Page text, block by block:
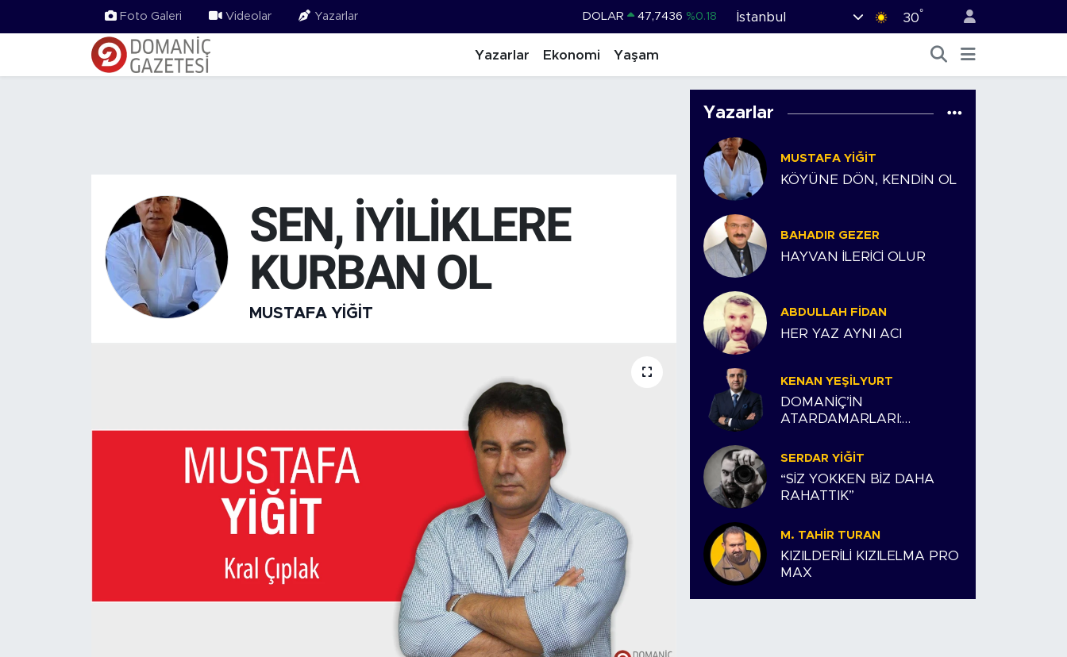
Foto Galeri Videolar Yazarlar DOLAR 47,7436 %0.18
STERLİN 64,4811 %0.38
%-0.15
İstanbul 30°
Yazarlar Ekonomi Yaşam
SEN, İYİLİKLERE
KURBAN OL
MUSTAFA YIĞIT
Yazarlar
MUSTAFA YIĞIT
KÖYÜNE DÖN, KENDİN OL
BAHADIR GEZER
HAYVAN İLERİCİ OLUR
ABDULLAH FIDAN
HER YAZ AYNI ACI
KENAN YEŞILYURT
DOMANİÇ’İN
ATARDAMARLARI:
HİKAYEMİZ
SERDAR YIĞIT
“SİZ YOKKEN BİZ DAHA
RAHATTIK”
M. TAHIR TURAN
KIZILDERİLİ KIZILELMA PRO
MAX